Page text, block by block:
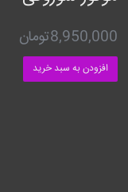
8,950,000تومان
افزودن به سبد خرید